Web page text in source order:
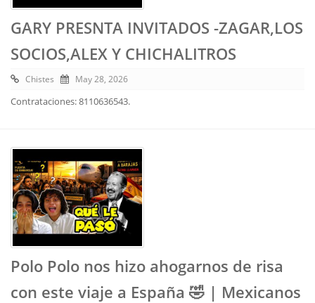
GARY PRESNTA INVITADOS -ZAGAR,LOS
SOCIOS,ALEX Y CHICHALITROS
Chistes May 28, 2026
Contrataciones: 8110636543.
Polo Polo nos hizo ahogarnos de risa
con este viaje a España 🤣 | Mexicanos